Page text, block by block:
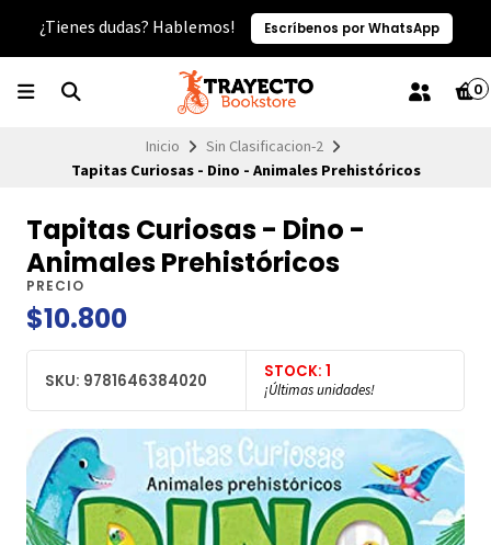
¿Tienes dudas? Hablemos! Escríbenos por WhatsApp
0
Inicio
Sin Clasificacion-2
Tapitas Curiosas - Dino - Animales Prehistóricos
Tapitas Curiosas - Dino -
Animales Prehistóricos
PRECIO
$10.800
SKU: 9781646384020 STOCK: 1
¡Últimas unidades!